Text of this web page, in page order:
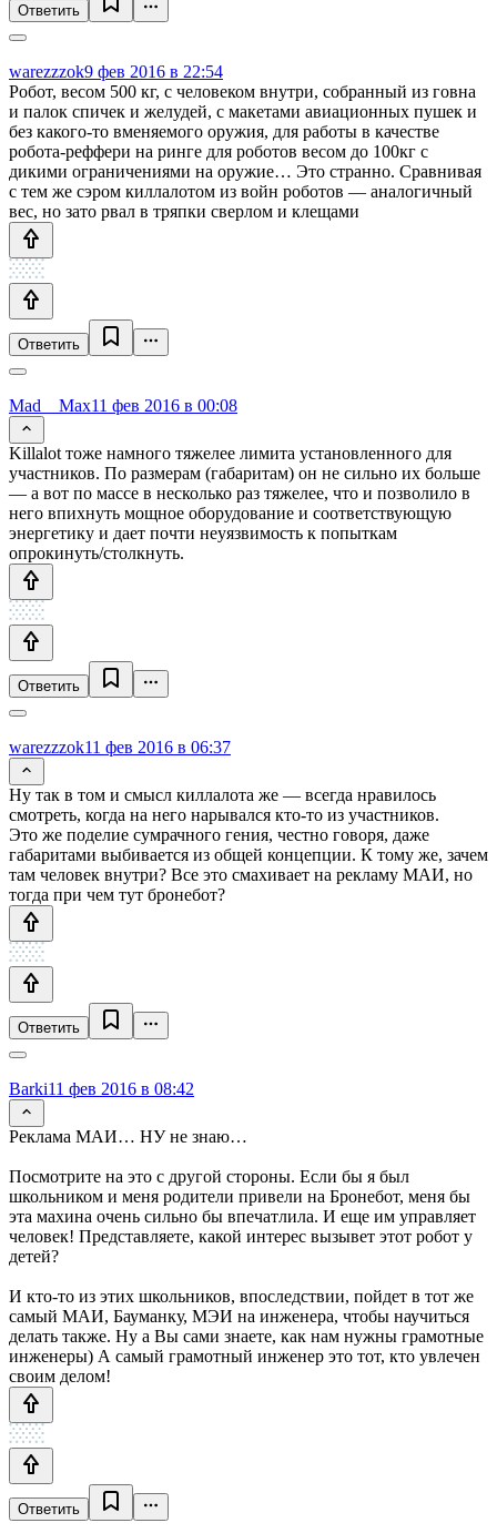
Ответить
warezzzok9 фев 2016 в 22:54
Робот, весом 500 кг, с человеком внутри, собранный из говна
и палок спичек и желудей, с макетами авиационных пушек и
без какого-то вменяемого оружия, для работы в качестве
робота-реффери на ринге для роботов весом до 100кг с
дикими ограничениями на оружие… Это странно. Сравнивая
с тем же сэром киллалотом из войн роботов — аналогичный
вес, но зато рвал в тряпки сверлом и клещами
Ответить
Mad__Max11 фев 2016 в 00:08
Killalot тоже намного тяжелее лимита установленного для
участников. По размерам (габаритам) он не сильно их больше
— а вот по массе в несколько раз тяжелее, что и позволило в
него впихнуть мощное оборудование и соответствующую
энергетику и дает почти неуязвимость к попыткам
опрокинуть/столкнуть.
Ответить
warezzzok11 фев 2016 в 06:37
Ну так в том и смысл киллалота же — всегда нравилось
смотреть, когда на него нарывался кто-то из участников.
Это же поделие сумрачного гения, честно говоря, даже
габаритами выбивается из общей концепции. К тому же, зачем
там человек внутри? Все это смахивает на рекламу МАИ, но
тогда при чем тут бронебот?
Ответить
Barki11 фев 2016 в 08:42
Реклама МАИ… НУ не знаю…
Посмотрите на это с другой стороны. Если бы я был
школьником и меня родители привели на Бронебот, меня бы
эта махина очень сильно бы впечатлила. И еще им управляет
человек! Представляете, какой интерес вызывет этот робот у
детей?
И кто-то из этих школьников, впоследствии, пойдет в тот же
самый МАИ, Бауманку, МЭИ на инженера, чтобы научиться
делать также. Ну а Вы сами знаете, как нам нужны грамотные
инженеры) А самый грамотный инженер это тот, кто увлечен
своим делом!
Ответить